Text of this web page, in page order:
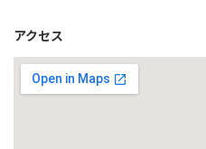
アクセス